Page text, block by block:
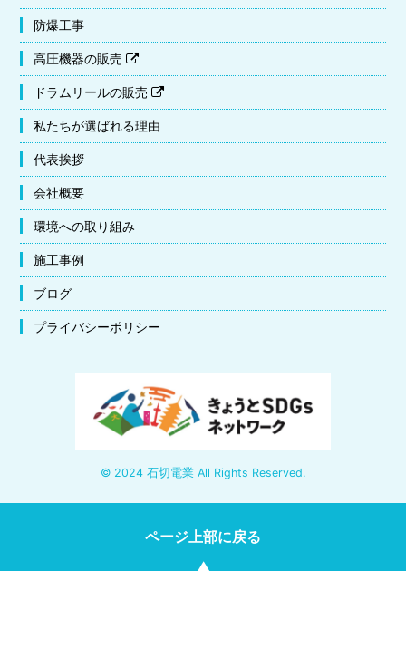
防爆工事
高圧機器の販売
ドラムリールの販売
私たちが選ばれる理由
代表挨拶
会社概要
環境への取り組み
施工事例
ブログ
プライバシーポリシー
© 2024 石切電業 All Rights Reserved.
ページ上部に戻る